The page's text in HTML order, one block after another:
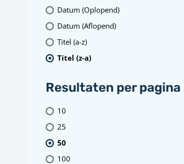
Datum (Oplopend)
Datum (Aflopend)
Titel (a-z)
Titel (z-a)
Resultaten per pagina
10
25
50
100